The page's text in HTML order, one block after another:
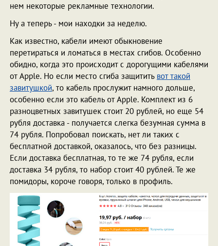
нем некоторые рекламные технологии.
Ну а теперь - мои находки за неделю.
Как известно, кабели имеют обыкновение
перетираться и ломаться в местах сгибов. Особенно
обидно, когда это происходит с дорогущими кабелями
от Apple. Но если место сгиба защитить вот такой
завитушкой, то кабель прослужит намного дольше,
особенно если это кабель от Apple. Комплект из 6
разноцветных завитушек стоит 20 рублей, но еще 54
рубля доставка - получается слегка безумная сумма в
74 рубля. Попробовал поискать, нет ли таких с
бесплатной доставкой, оказалось, что без разницы.
Если доставка бесплатная, то те же 74 рубля, если
доставка 34 рубля, то набор стоит 40 рублей. Те же
помидоры, короче говоря, только в профиль.